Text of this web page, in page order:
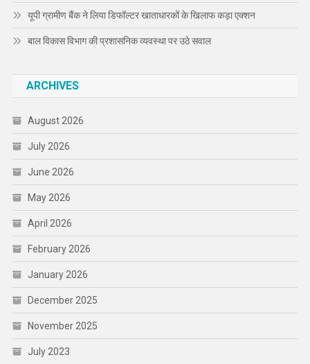
यूपी ग्रामीण बैंक ने लिया डिफॉल्टर खाताधारकों के खिलाफ कड़ा एक्शन
बाल विकास विभाग की प्रशासनिक व्यवस्था पर उठे सवाल
ARCHIVES
August 2026
July 2026
June 2026
May 2026
April 2026
February 2026
January 2026
December 2025
November 2025
July 2023